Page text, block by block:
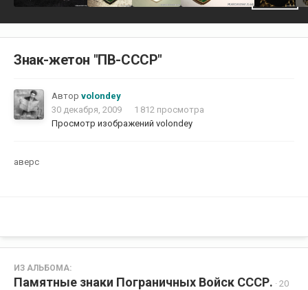
Знак-жетон "ПВ-СССР"
Автор volondey
30 декабря, 2009
1 812 просмотра
Просмотр изображений volondey
аверс
ИЗ АЛЬБОМА:
Памятные знаки Пограничных Войск СССР. · 20